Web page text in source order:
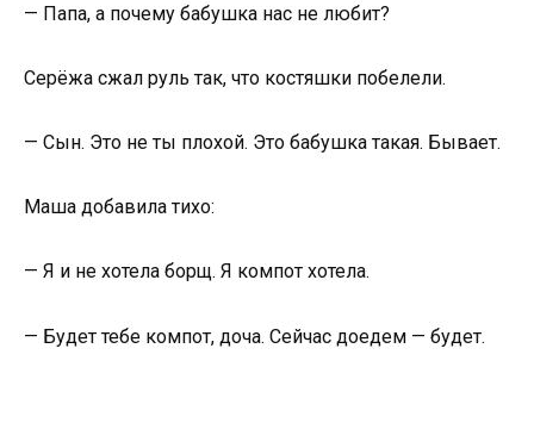
— Папа, а почему бабушка нас не любит?
Серёжа сжал руль так, что костяшки побелели.
— Сын. Это не ты плохой. Это бабушка такая. Бывает.
Маша добавила тихо:
— Я и не хотела борщ. Я компот хотела.
— Будет тебе компот, доча. Сейчас доедем — будет.